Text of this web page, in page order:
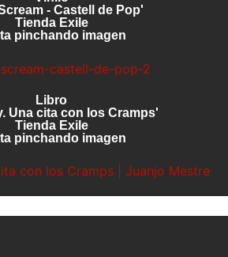
- Castell de Pop'
Tienda Exile
pinchando imagen
Libro
Una cita con los Cramps'
Tienda Exile
pinchando imagen